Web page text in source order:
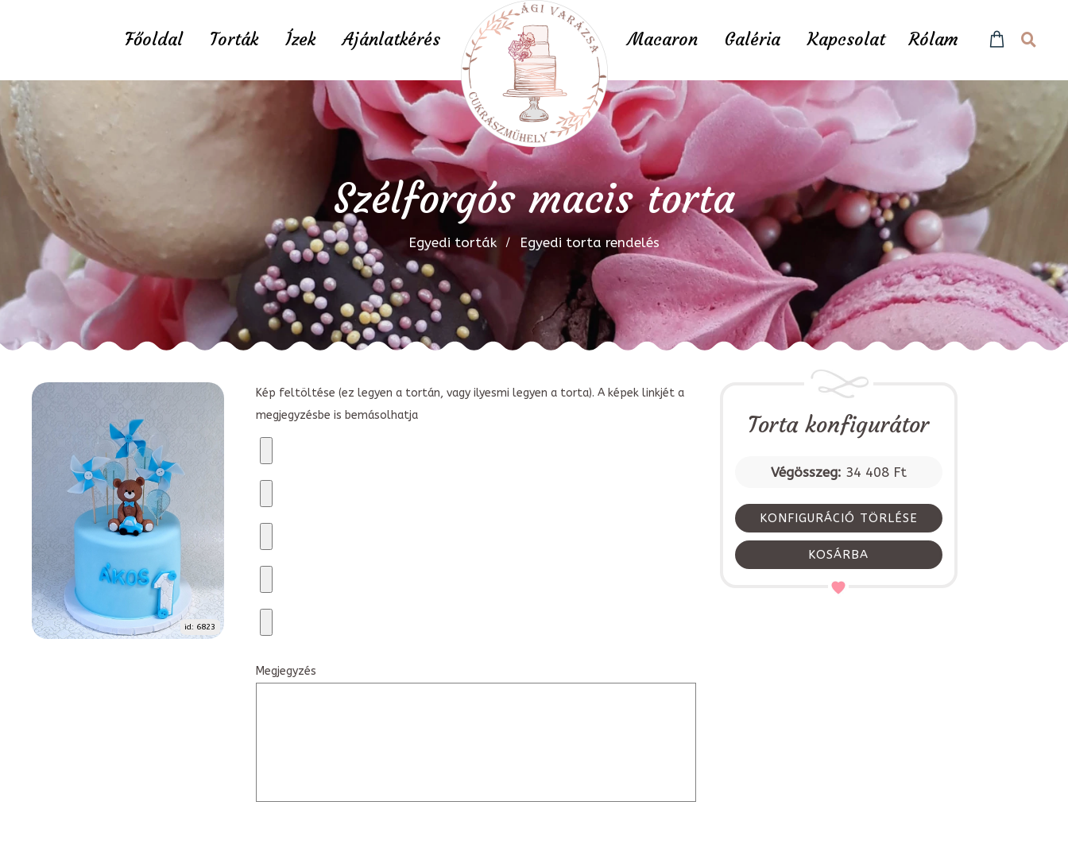
Főoldal Torták Ízek Ajánlatkérés Macaron Galéria Kapcsolat Rólam
Szélforgós macis torta
Egyedi torták Egyedi torta rendelés
id: 6823
Kép feltöltése (ez legyen a tortán, vagy ilyesmi legyen a torta). A képek linkjét a
megjegyzésbe is bemásolhatja
Megjegyzés
Torta konfigurátor
Végösszeg: 34 408 Ft
KONFIGURÁCIÓ TÖRLÉSE
KOSÁRBA